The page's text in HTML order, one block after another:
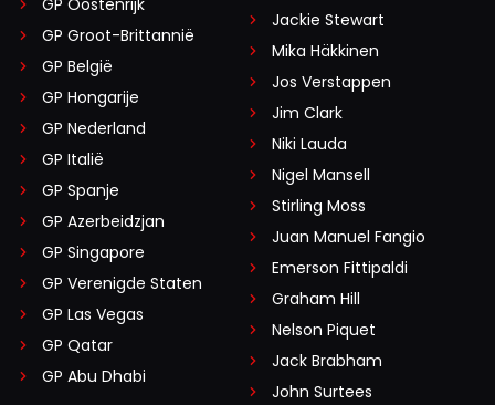
GP Oostenrijk
GP Groot-Brittannië
GP België
GP Hongarije
GP Nederland
GP Italië
GP Spanje
GP Azerbeidzjan
GP Singapore
GP Verenigde Staten
GP Las Vegas
GP Qatar
GP Abu Dhabi
Jackie Stewart
Mika Häkkinen
Jos Verstappen
Jim Clark
Niki Lauda
Nigel Mansell
Stirling Moss
Juan Manuel Fangio
Emerson Fittipaldi
Graham Hill
Nelson Piquet
Jack Brabham
John Surtees